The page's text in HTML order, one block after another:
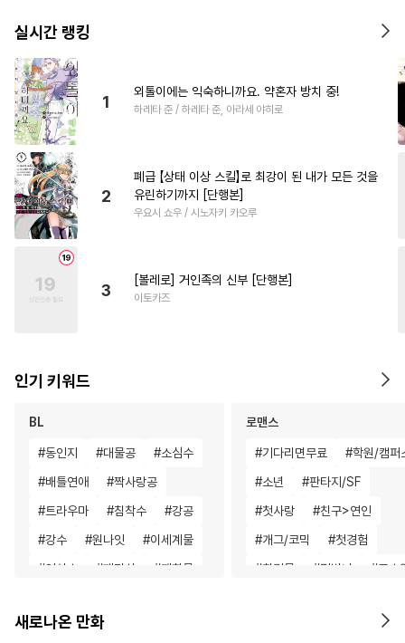
실시간 랭킹
1
외톨이에는 익숙하니까요. 약혼자 방치 중!
하레타 준 / 하레타 준, 아라세 야히로
2
폐급 【상태 이상 스킬】로 최강이 된 내가 모든 것을
유린하기까지 [단행본]
우요시 쇼우 / 시노자키 카오루
3
[볼레로] 거인족의 신부 [단행본]
이토카즈
인기 키워드
BL
#동인지 #대물공 #소심수
#배틀연애 #짝사랑공
#트라우마 #침착수 #강공
#강수 #원나잇 #이세계물
#연상수 #페티쉬 #재회물
#도망수 #순진수
로맨스
#기다리면무료 #학원/캠퍼
#소년 #판타지/SF
#첫사랑 #친구>연인
#개그/코믹 #첫경험
#회귀물 #평범녀 #고수
철벽
새로나온 만화